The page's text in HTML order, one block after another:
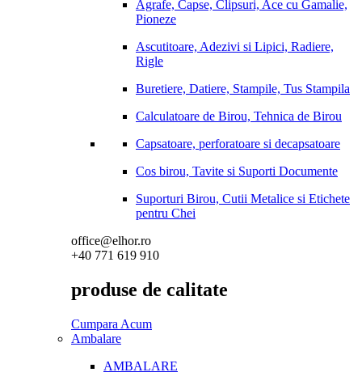
Agrafe, Capse, Clipsuri, Ace cu Gamalie,
Pioneze
Ascutitoare, Adezivi si Lipici, Radiere,
Rigle
Buretiere, Datiere, Stampile, Tus Stampila
Calculatoare de Birou, Tehnica de Birou
Capsatoare, perforatoare si decapsatoare
Cos birou, Tavite si Suporti Documente
Suporturi Birou, Cutii Metalice si Etichete
pentru Chei
office@elhor.ro
+40 771 619 910
produse de calitate
Cumpara Acum
Ambalare
AMBALARE